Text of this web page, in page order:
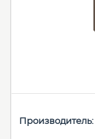
Производитель: